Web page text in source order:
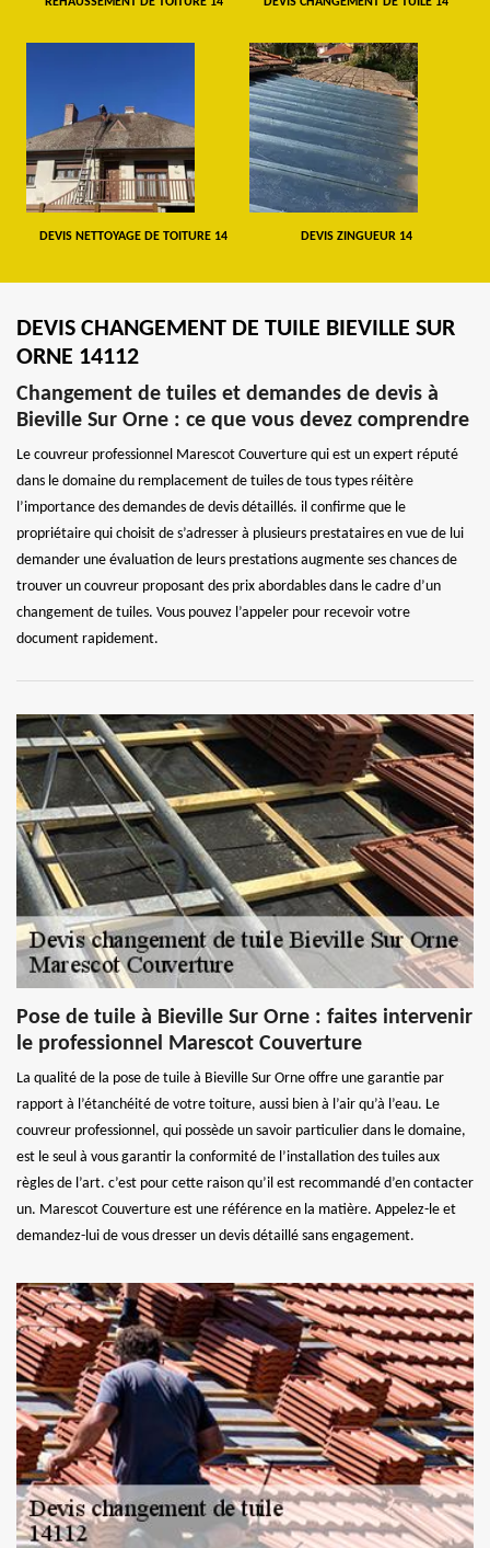
DEVIS NETTOYAGE DE TOITURE 14 DEVIS ZINGUEUR 14
DEVIS CHANGEMENT DE TUILE BIEVILLE SUR
ORNE 14112
Changement de tuiles et demandes de devis à
Bieville Sur Orne : ce que vous devez comprendre
Le couvreur professionnel Marescot Couverture qui est un expert réputé
dans le domaine du remplacement de tuiles de tous types réitère
l’importance des demandes de devis détaillés. il confirme que le
propriétaire qui choisit de s’adresser à plusieurs prestataires en vue de lui
demander une évaluation de leurs prestations augmente ses chances de
trouver un couvreur proposant des prix abordables dans le cadre d’un
changement de tuiles. Vous pouvez l’appeler pour recevoir votre
document rapidement.
Pose de tuile à Bieville Sur Orne : faites intervenir
le professionnel Marescot Couverture
La qualité de la pose de tuile à Bieville Sur Orne offre une garantie par
rapport à l’étanchéité de votre toiture, aussi bien à l’air qu’à l’eau. Le
couvreur professionnel, qui possède un savoir particulier dans le domaine,
est le seul à vous garantir la conformité de l’installation des tuiles aux
règles de l’art. c’est pour cette raison qu’il est recommandé d’en contacter
un. Marescot Couverture est une référence en la matière. Appelez-le et
demandez-lui de vous dresser un devis détaillé sans engagement.